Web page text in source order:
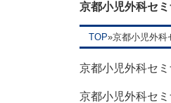
京都小児外科セ
TOP»京都小児外科
京都小児外科セ
京都小児外科セ